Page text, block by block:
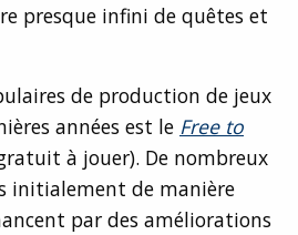
presque infini de quêtes et
de production de jeux
années est le Free to
à jouer). De nombreux
initialement de manière
par des améliorations